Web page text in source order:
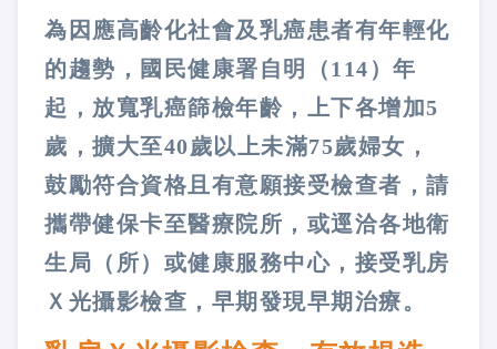
為因應高齡化社會及乳癌患者有年輕化
的趨勢，國民健康署自明（114）年
起，放寬乳癌篩檢年齡，上下各增加5
歲，擴大至40歲以上未滿75歲婦女，
鼓勵符合資格且有意願接受檢查者，請
攜帶健保卡至醫療院所，或逕洽各地衛
生局（所）或健康服務中心，接受乳房
Ｘ光攝影檢查，早期發現早期治療。